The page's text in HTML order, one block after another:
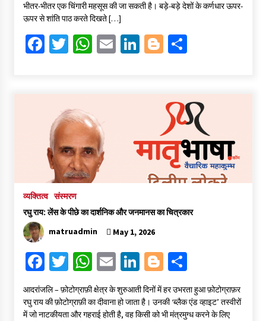
o
o
k
er sA
p
p
l
dI
n
er e
भीतर-भीतर एक चिंगारी महसूस की जा सकती है। बड़े-बड़े देशों के कर्णधार ऊपर-
ऊपर से शांति पाठ करते दिखते […]
Fa
o
k
T W
p
p
E Li Bl
er
S
e
व्यक्तित्व संस्मरण
रघु राय: लेंस के पीछे का दार्शनिक और जनमानस का चित्रकार
matruadmin
May 1, 2026
Fa
ce
b
T
wi
tt
W
h
at
E
ai
Li
n
ke
Bl
gg
S
ar
आदरांजलि – फ़ोटोग्राफ़ी क्षेत्र के शुरुआती दिनों में हर उभरता हुआ फ़ोटोग्राफ़र
रघु राय की फ़ोटोग्राफ़ी का दीवाना हो जाता है। उनकी ‘ब्लैक एंड व्हाइट’ तस्वीरों
में जो नाटकीयता और गहराई होती है, वह किसी को भी मंत्रमुग्ध करने के लिए